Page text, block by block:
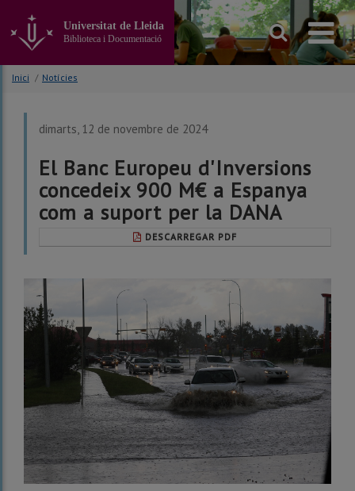
contingut
principal
Universitat de Lleida
Biblioteca i Documentació
Inici / Notícies
dimarts, 12 de novembre de 2024
El Banc Europeu d'Inversions
concedeix 900 M€ a Espanya
com a suport per la DANA
DESCARREGAR PDF